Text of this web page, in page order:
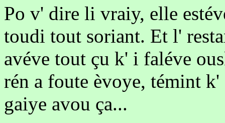
Po v' dire li vraiy, elle
toudi tout soriant. Et l'
avéve tout çu k' i faléve
rén a foute èvoye, témint
gaiye avou ça...